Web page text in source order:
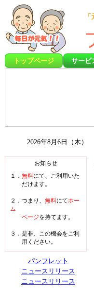
トップページ サービ
2026年8月6日（木）
お知らせ
１． 無料にて、ご利用いた
だけます。
２．つまり、 無料にてホー
ム
ページを持てます。
３．是非、この機会をご利
用ください。
パンフレット
ニュースリリース
ニュースリリース